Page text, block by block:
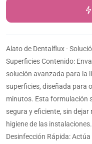
Alato de Dentalflux -
Superficies Contenido:
solución avanzada para la
superficies, diseñada para
minutos. Esta formulación
segura y eficiente, sin
higiene de las
Desinfección Rápida: